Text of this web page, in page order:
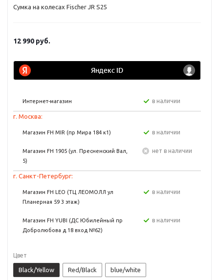
Сумка на колесах Fischer JR S25
12 990 руб.
Интернет-магазин в наличии
г. Москва:
Магазин FH MIR (пр Мира 184 к1) в наличии
Магазин FH 1905 (ул. Пресненский Вал,
5)
Нет в наличии
г. Санкт-Петербург:
Магазин FH LEO (ТЦ ЛЕОМОЛЛ ул
Планерная 59 3 этаж)
в наличии
Магазин FH YUBI (ДС Юбилейный пр
Добролюбова д.18 вход №62)
в наличии
Цвет
Black/Yellow Red/Black blue/white